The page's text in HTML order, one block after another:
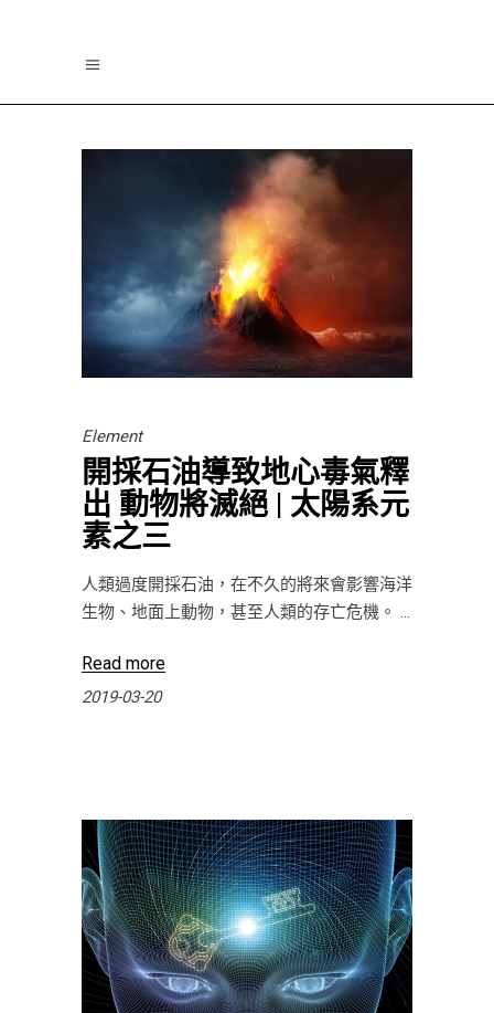
Element
開採石油導致地心毒氣釋
出 動物將滅絕 | 太陽系元
素之三
人類過度開採石油，在不久的將來會影響海洋
生物、地面上動物，甚至人類的存亡危機。
Read more
2019-03-20